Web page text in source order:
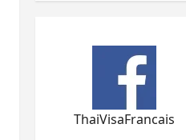
ThaiVisaFrancais